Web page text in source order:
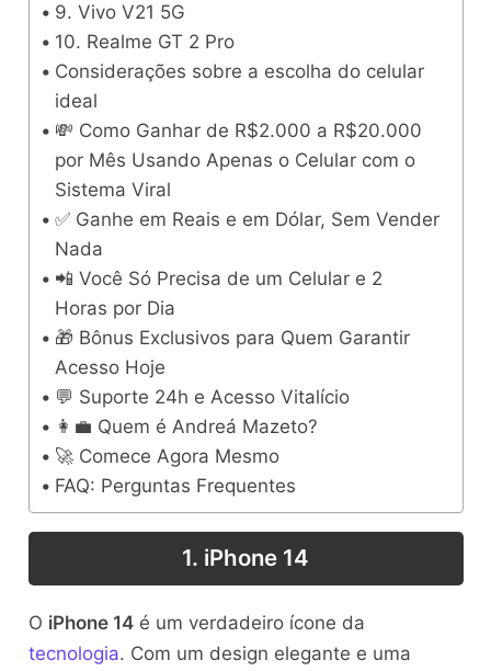
9. Vivo V21 5G
10. Realme GT 2 Pro
Considerações sobre a escolha do celular
ideal
💸 Como Ganhar de R$2.000 a R$20.000
por Mês Usando Apenas o Celular com o
Sistema Viral
✅ Ganhe em Reais e em Dólar, Sem Vender
Nada
📲 Você Só Precisa de um Celular e 2
Horas por Dia
🎁 Bônus Exclusivos para Quem Garantir
Acesso Hoje
💬 Suporte 24h e Acesso Vitalício
👩‍💼 Quem é Andreá Mazeto?
🚀 Comece Agora Mesmo
FAQ: Perguntas Frequentes
1. iPhone 14
O iPhone 14é um verdadeiro ícone da
tecnologia. Com um design elegante e uma